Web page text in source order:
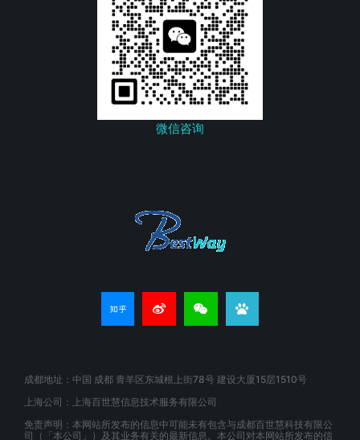
微信咨询
成都地址：中国 成都 青羊区东城根上街78号 建设大厦15层1510号
上海公司：上海百世慧信息技术服务有限公司
免责声明：本网站所发布的信息中可能未有包含与成都百世慧科技有限公
司（「本公司」）及其业务有关的最新信息。本公司对本网站所发布的信